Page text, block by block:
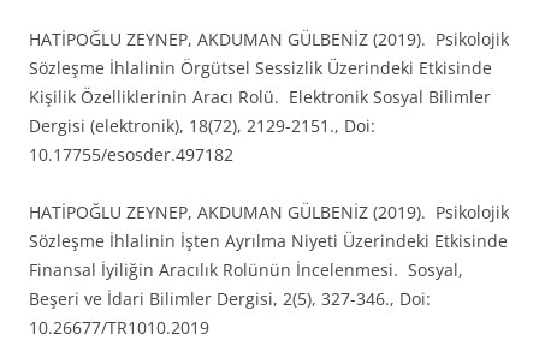
HATİPOĞLU ZEYNEP, AKDUMAN GÜLBENİZ (2019). Psikolojik
Sözleşme İhlalinin Örgütsel Sessizlik Üzerindeki Etkisinde
Kişilik Özelliklerinin Aracı Rolü. Elektronik Sosyal Bilimler
Dergisi (elektronik), 18(72), 2129-2151., Doi:
10.17755/esosder.497182
HATİPOĞLU ZEYNEP, AKDUMAN GÜLBENİZ (2019). Psikolojik
Sözleşme İhlalinin İşten Ayrılma Niyeti Üzerindeki Etkisinde
Finansal İyiliğin Aracılık Rolünün İncelenmesi. Sosyal,
Beşeri ve İdari Bilimler Dergisi, 2(5), 327-346., Doi:
10.26677/TR1010.2019